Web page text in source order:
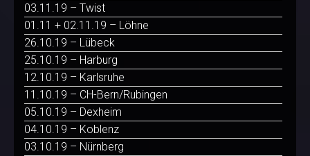
03.11.19 – Twist
01.11 + 02.11.19 – Löhne
26.10.19 – Lübeck
25.10.19 – Harburg
12.10.19 – Karlsruhe
11.10.19 – CH-Bern/Rubingen
05.10.19 – Dexheim
04.10.19 – Koblenz
03.10.19 – Nürnberg